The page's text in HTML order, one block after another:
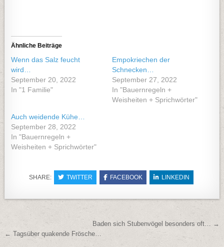
Ähnliche Beiträge
Wenn das Salz feucht
wird…
September 20, 2022
In "1 Familie"
Empokriechen der
Schnecken…
September 27, 2022
In "Bauernregeln +
Weisheiten + Sprichwörter"
Auch weidende Kühe…
September 28, 2022
In "Bauernregeln +
Weisheiten + Sprichwörter"
SHARE: TWITTER FACEBOOK LINKEDIN
BeitragsnavigationBaden sich Stubenvögel besonders oft… →
← Tagsüber quakende Frösche…